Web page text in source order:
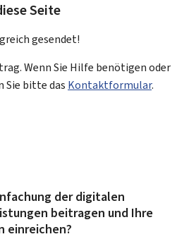
Seite
gesendet!
Wenn Sie Hilfe benötigen oder
Sie bitte das Kontaktformular.
der digitalen
beitragen und Ihre
einreichen?